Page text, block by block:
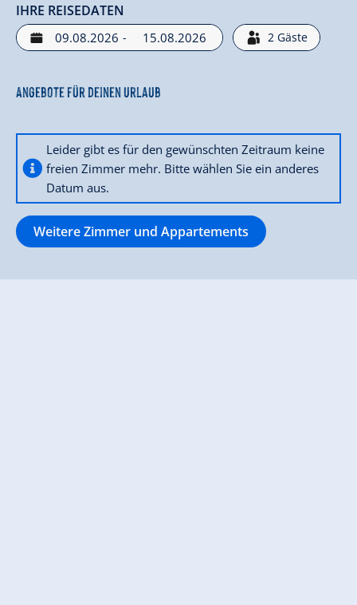
IHRE REISEDATEN
- 2 Gäste
Angebote für deinen Urlaub
Leider gibt es für den gewünschten Zeitraum keine
freien Zimmer mehr. Bitte wählen Sie ein anderes
Datum aus.
Weitere Zimmer und Appartements